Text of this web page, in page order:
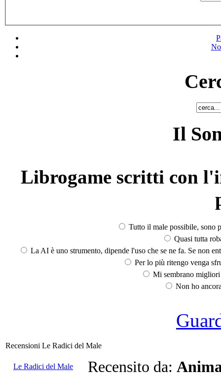
Il
Librogame scritti con
Tutto il male possibile, sono
Quasi tutta
La AI è uno strumento, dipende l'uso che se ne fa. Se non
Per lo più ritengo venga
Mi sembrano
Non ho
Recensioni Le Radici del Male
Le Radici del Male Recensito da: